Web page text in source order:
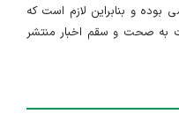
بوده و بنابراین لازم است که
به صحت و سقم اخبار منتشر